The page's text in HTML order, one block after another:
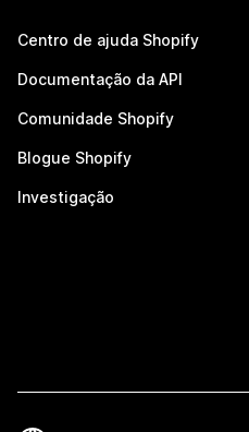
Centro de ajuda Shopify
Documentação da API
Comunidade Shopify
Blogue Shopify
Investigação